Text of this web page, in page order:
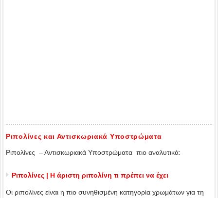
Ριπολίνες και Αντισκωριακά Υποστρώματα
Ριπολίνες – Αντισκωριακά Υποστρώματα πιο αναλυτικά:
Ριπολίνες | Η άριστη ριπολίνη τι πρέπει να έχει
Οι ριπολίνες είναι η πιο συνηθισμένη κατηγορία χρωμάτων για τη